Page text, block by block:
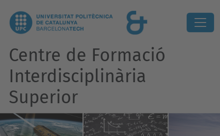
Centre de Formació
Interdisciplinària
Superior